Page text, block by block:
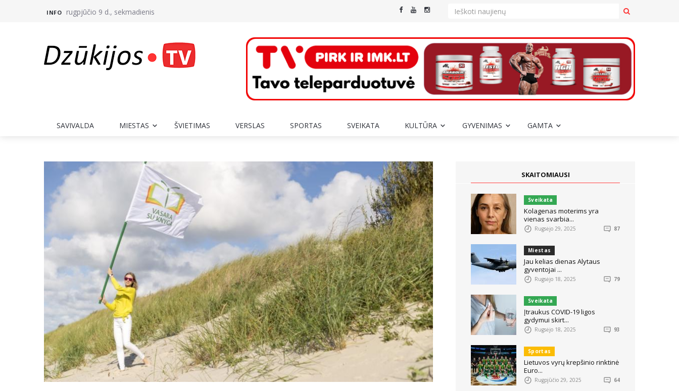
INFO rugpjūčio 9 d., sekmadienis
SAVIVALDA MIESTAS ŠVIETIMAS VERSLAS SPORTAS SVEIKATA KULTŪRA GYVENIMAS GAMTA
SKAITOMIAUSI
Sveikata
Kolagenas moterims yra
vienas svarbia...
Rugsėjo 29, 2025 87
Miestas
Jau kelias dienas Alytaus
gyventojai ...
Rugsėjo 18, 2025 79
Sveikata
Įtraukus COVID-19 ligos
gydymui skirt...
Rugsėjo 18, 2025 93
Sportas
Lietuvos vyrų krepšinio rinktinė
Euro...
Rugpjūčio 29, 2025 64